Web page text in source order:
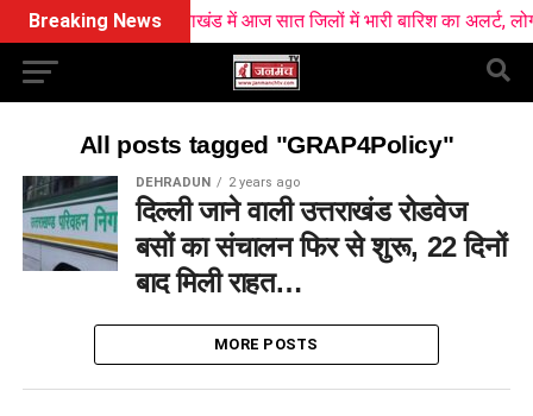
Breaking Newsउत्तराखंड में आज सात जिलों में भारी बारिश का अलर्ट, लोगों
All posts tagged "GRAP4Policy"
DEHRADUN 2 years ago
दिल्ली जाने वाली उत्तराखंड रोडवेज
बसों का संचालन फिर से शुरू, 22 दिनों
बाद मिली राहत…
MORE POSTS